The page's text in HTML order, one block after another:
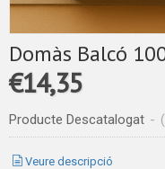
Domàs Balcó
€14,35
Producte Descatalogat -
Veure descripció